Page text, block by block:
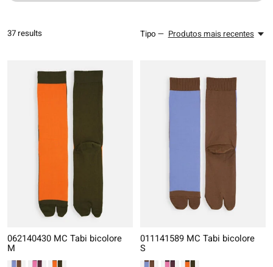
37 results Tipo — Produtos mais recentes
062140430 MC Tabi bicolore
M
011141589 MC Tabi bicolore
S